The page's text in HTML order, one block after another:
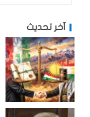
آخر تحديث